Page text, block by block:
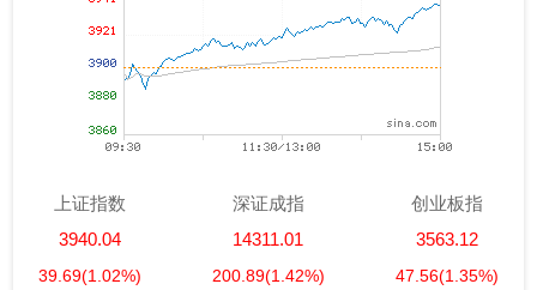
上证指数
3940.04
39.69(1.02%)
深证成指
14311.01
200.89(1.42%)
创业板指
3563.12
47.56(1.35%)